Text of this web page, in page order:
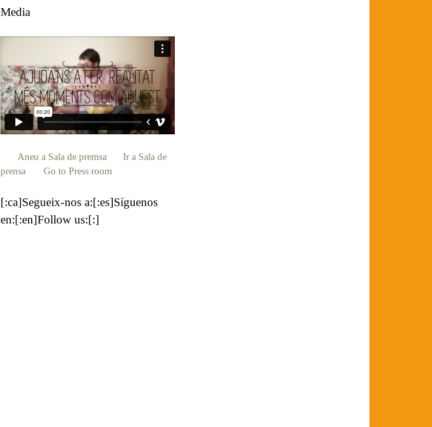
Media
Aneu a Sala de premsa[:es] Ir a Sala de
prensa[:en] Go to Press room[:]
[:ca]Segueix-nos a:[:es]Síguenos
en:[:en]Follow us:[:]